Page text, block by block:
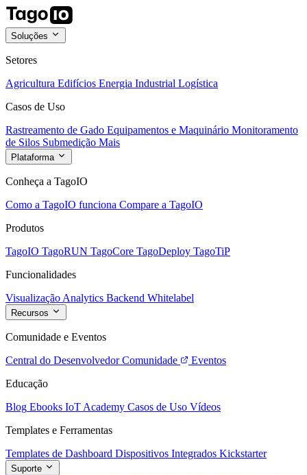
Soluções
Setores
Agricultura Edifícios Energia Industrial Logística
Casos de Uso
Rastreamento de Gado Equipamentos e Maquinário Monitoramento
de Silos Submedição Mais
Plataforma
Conheça a TagoIO
Como a TagoIO funciona Compare a TagoIO
Produtos
TagoIO TagoRUN TagoCore TagoDeploy TagoTiP
Funcionalidades
Visualização Analytics Backend Whitelabel
Recursos
Comunidade e Eventos
Central do Desenvolvedor Comunidade
Eventos
Educação
Blog Ebooks IoT Academy Casos de Uso Vídeos
Templates e Ferramentas
Templates de Dashboard Dispositivos Integrados Kickstarter
Suporte